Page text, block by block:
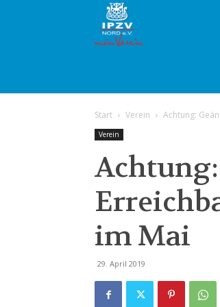
Start Verein Achtung:
Verein
im Mai
29. April 2019